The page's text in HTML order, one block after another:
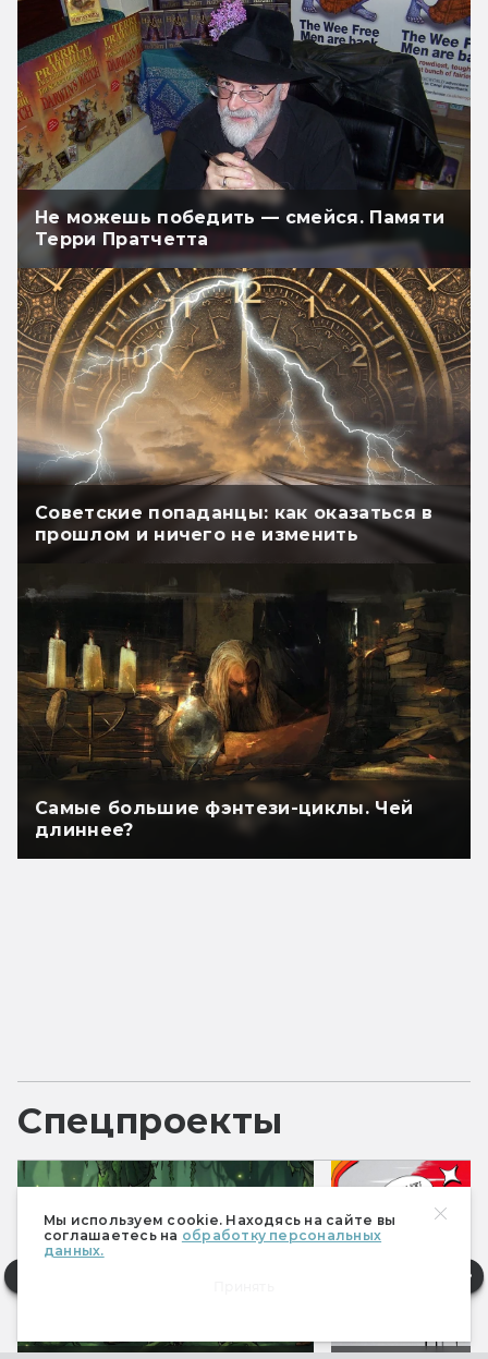
Мы используем cookie. Находясь на сайте вы
соглашаетесь на обработку персональных
данных.
Не можешь победить — смейся. Памяти
Терри Пратчетта
Советские попаданцы: как оказаться в
прошлом и ничего не изменить
Самые большие фэнтези-циклы. Чей
длиннее?
Спецпроекты